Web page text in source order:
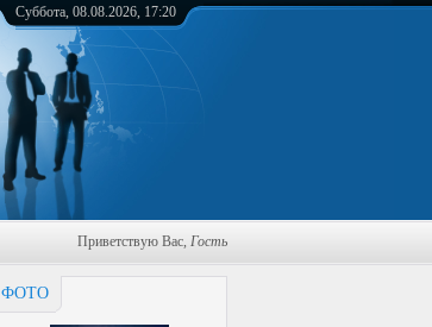
Суббота, 08.08.2026, 17:20
Приветствую Вас, Гость
ФОТО